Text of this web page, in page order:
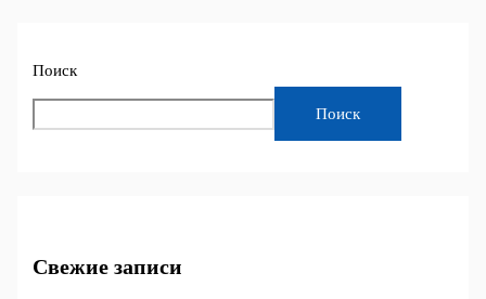
Поиск
Поиск
Свежие записи